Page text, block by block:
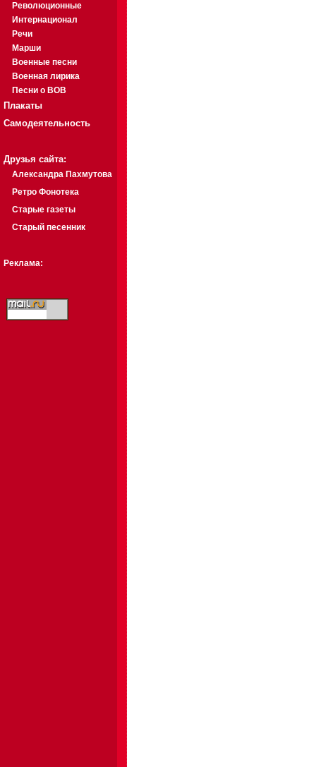
Революционные
Интернационал
Речи
Марши
Военные песни
Военная лирика
Песни о ВОВ
Плакаты
Самодеятельность
Друзья сайта:
Александра Пахмутова
Ретро Фонотека
Старые газеты
Старый песенник
Реклама: